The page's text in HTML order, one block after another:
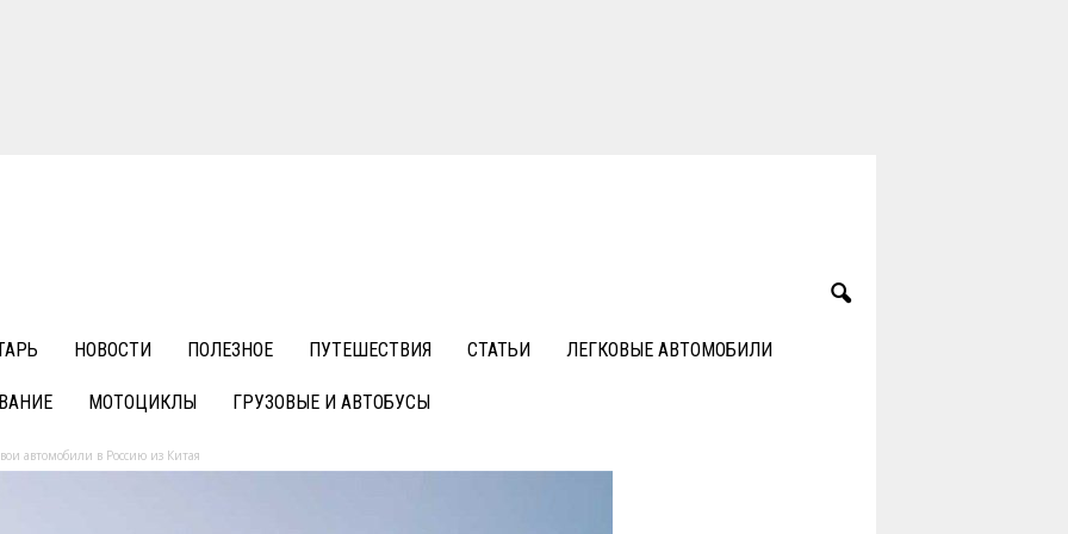
НОВОСТИ ПОЛЕЗНОЕ ПУТЕШЕСТВИЯ СТАТЬИ ЛЕГКОВЫЕ АВТОМОБИЛИ
МОТОЦИКЛЫ ГРУЗОВЫЕ И АВТОБУСЫ
автомобили в Россию из Китая